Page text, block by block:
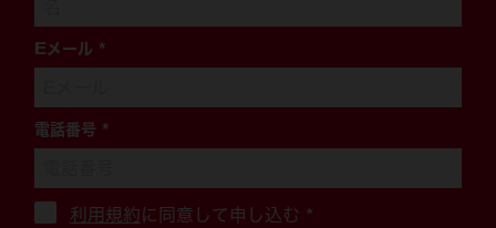
Eメール *
電話番号 *
利用規約に同意して申し込む *